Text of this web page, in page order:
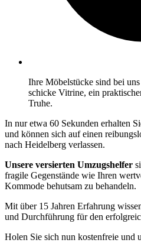
Ihre Möbelstücke sind bei
schicke Vitrine, ein
Truhe.
In nur etwa 60 Sekunden erhalten
und können sich auf einen
nach Heidelberg verlassen.
Unsere versierten Umzugshelfer
fragile Gegenstände wie Ihren
Kommode behutsam zu behandeln.
Mit über 15 Jahren Erfahrung
und Durchführung für den
Holen Sie sich nun kostenfreie und